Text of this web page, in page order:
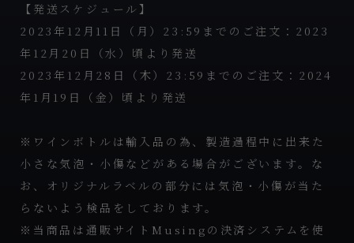
【発送スケジュール】
2023年12月11日（月）23:59までのご注文：2023
年12月20日（水）頃より発送
2023年12月28日（木）23:59までのご注文：2024
年1月19日（金）頃より発送
※ワインボトルは輸入品の為、製造過程中に出来た
小さな気泡・小傷などがある場合がございます。な
お、オリジナルラベルの部分には気泡・小傷が当た
らないよう検品をしております。
※当商品は通販サイトMusingの決済システムを使